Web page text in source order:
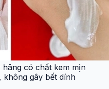
hãng có chất kem mịn
không gây bết dính